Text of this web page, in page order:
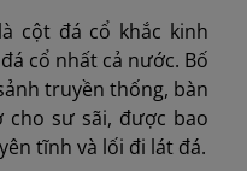
cột đá cổ khắc kinh
cổ nhất cả nước. Bố
truyền thống, bàn
sư sãi, được bao
tĩnh và lối đi lát đá.